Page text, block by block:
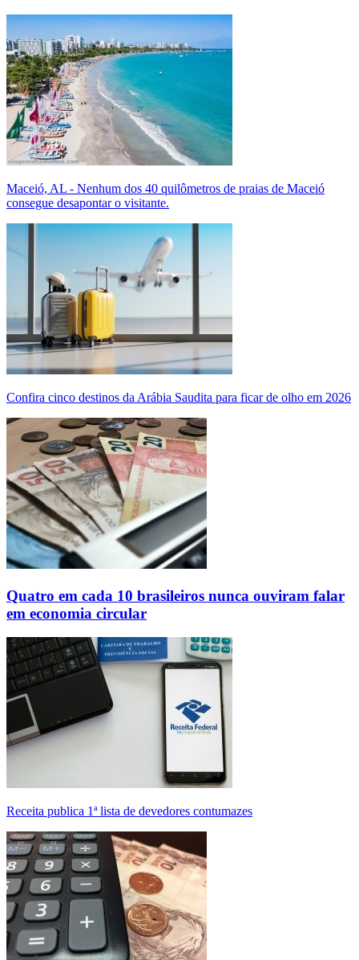
Maceió, AL - Nenhum dos 40 quilômetros de praias de Maceió
consegue desapontar o visitante.
Confira cinco destinos da Arábia Saudita para ficar de olho em 2026
Quatro em cada 10 brasileiros nunca ouviram falar
em economia circular
Receita publica 1ª lista de devedores contumazes